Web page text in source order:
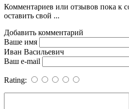
Комментариев или отзывов пока к
оставить свой ...
Добавить комментарий
Ваше имя
Иван Васильевич
Ваш e-mail
Rating: